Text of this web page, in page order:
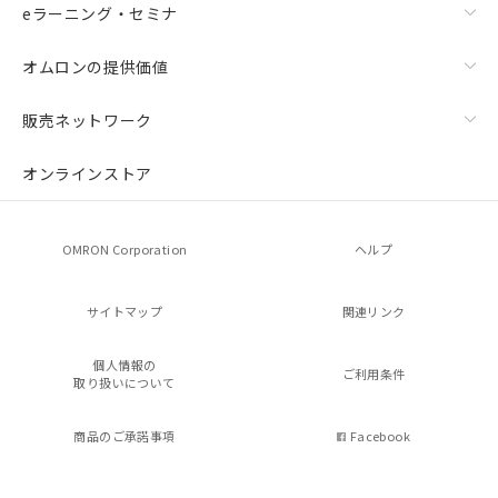
eラーニング・セミナ
オムロンの提供価値
販売ネットワーク
オンラインストア
OMRON Corporation ヘルプ
サイトマップ 関連リンク
個人情報の
取り扱いについて
ご利用条件
商品のご承諾事項 Facebook